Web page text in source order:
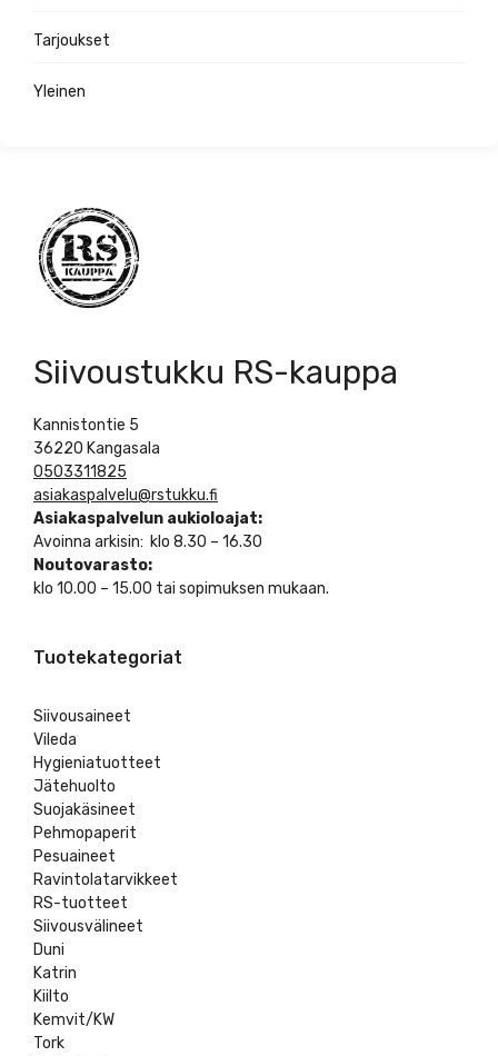
Tarjoukset
Yleinen
Siivoustukku RS-kauppa
Kannistontie 5
36220 Kangasala
0503311825
asiakaspalvelu@rstukku.fi
Asiakaspalvelun aukioloajat:
Avoinna arkisin: klo 8.30 – 16.30
Noutovarasto:
klo 10.00 – 15.00 tai sopimuksen mukaan.
Tuotekategoriat
Siivousaineet
Vileda
Hygieniatuotteet
Jätehuolto
Suojakäsineet
Pehmopaperit
Pesuaineet
Ravintolatarvikkeet
RS-tuotteet
Siivousvälineet
Duni
Katrin
Kiilto
Kemvit/KW
Tork